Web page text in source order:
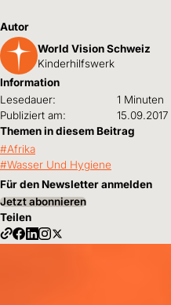
Autor
World Vision Schweiz
Kinderhilfswerk
Information
Lesedauer:
1 Minuten
Publiziert am:
15.09.2017
Themen in diesem Beitrag
Afrika
Wasser Und Hygiene
Für den Newsletter anmelden
Jetzt abonnieren
Teilen